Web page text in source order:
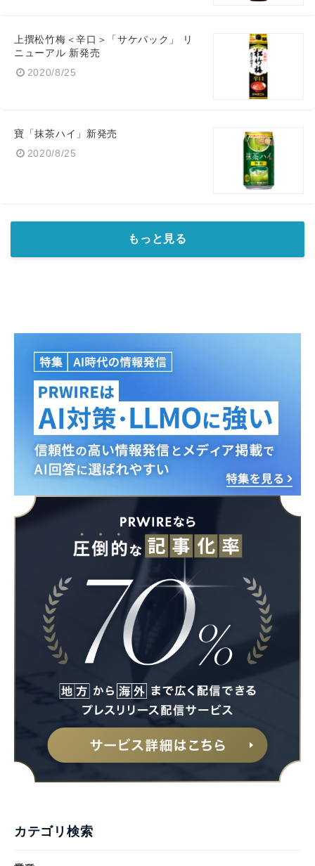
上撰松竹梅＜辛口＞「サケパック」 リ
ニューアル 新発売
2020/8/25
寶「抹茶ハイ」新発売
2020/8/25
もっと見る
カテゴリ検索